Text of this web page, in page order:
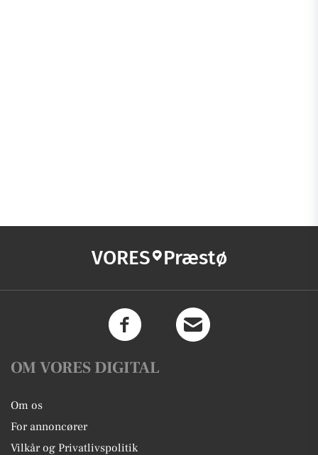
VORES Præstø
OM VORES DIGITAL
Om os
For annoncører
Vilkår og Privatlivspolitik